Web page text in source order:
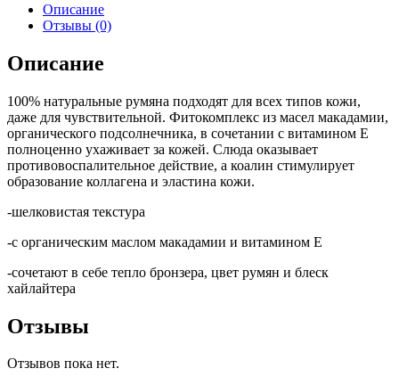
Описание
Отзывы (0)
Описание
100% натуральные румяна подходят для всех типов кожи,
даже для чувствительной. Фитокомплекс из масел макадамии,
органического подсолнечника, в сочетании с витамином Е
полноценно ухаживает за кожей. Слюда оказывает
противовоспалительное действие, а коалин стимулирует
образование коллагена и эластина кожи.
-шелковистая текстура
-с органическим маслом макадамии и витамином Е
-сочетают в себе тепло бронзера, цвет румян и блеск
хайлайтера
Отзывы
Отзывов пока нет.